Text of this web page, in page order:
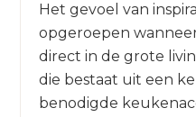
Het gevoel van
opgeroepen
direct in de grote
die bestaat uit een
benodigde